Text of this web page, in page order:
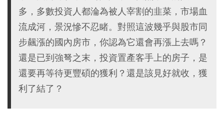
多，多數投資人都淪為被人宰割的韭菜，市場血
流成河，景況慘不忍睹。對照這波幾乎與股市同
步飆漲的國內房市，你認為它還會再漲上去嗎？
還是已到強弩之末，投資置產客手上的房子，是
還要再等待更豐碩的獲利？還是該見好就收，獲
利了結了？